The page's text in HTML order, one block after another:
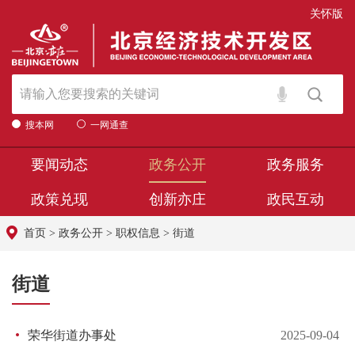
关怀版
搜本网 一网通查
要闻动态 政务公开 政务服务
政策兑现 创新亦庄 政民互动
首页 > 政务公开 > 职权信息 > 街道
街道
荣华街道办事处 2025-09-04